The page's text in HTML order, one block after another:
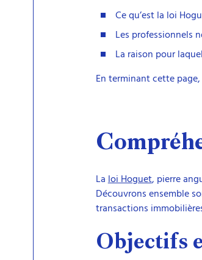
Ce qu’est la loi
Les professionnels
La raison pour
En terminant cette
Laloi Hoguet, pierre
Découvrons ensemble
transactions
Objectifs